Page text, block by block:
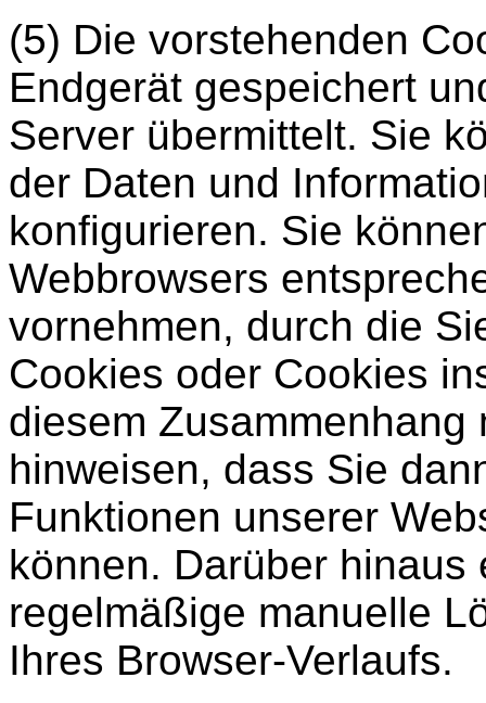
(5) Die vorstehenden
Endgerät gespeichert
Server übermittelt. Sie
der Daten und
konfigurieren. Sie
Webbrowsers
vornehmen, durch die
Cookies oder Cookies
diesem
hinweisen, dass Sie
Funktionen unserer
können. Darüber hinaus
regelmäßige manuelle
Ihres Browser-Verlaufs.